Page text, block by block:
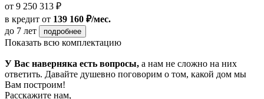
от 9 250 313 ₽
в кредит от 139 160 ₽/мес.
до 7 лет
подробнее
Показать всю комплектацию
У Вас наверняка есть вопросы, а нам не сложно на них
ответить. Давайте душевно поговорим о том, какой дом мы
Вам построим!
Расскажите нам,